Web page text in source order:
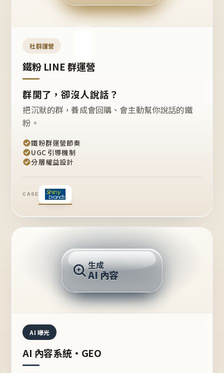
開團
嗎？
社群運營
鐵粉 LINE 群運營
群開了，卻沒人說話？
把沉默的群，養成會回購、會主動幫你說話的鐵
粉。
鐵粉群運營節奏
UGC 引導機制
分層權益設計
CASE
推薦的台灣品牌？
生成
AI 內容
AI 曝光
AI 內容系統・GEO